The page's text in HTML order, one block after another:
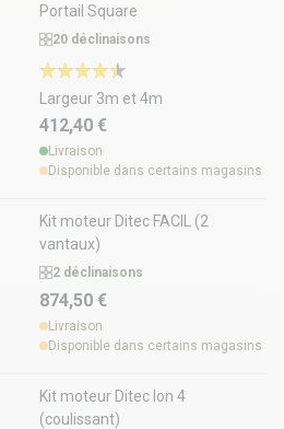
Portail Square
20 déclinaisons
Largeur 3m et 4m
412,40 €
Livraison
Disponible dans certains magasins
Kit moteur Ditec FACIL (2
vantaux)
2 déclinaisons
874,50 €
Livraison
Disponible dans certains magasins
Kit moteur Ditec Ion 4
(coulissant)